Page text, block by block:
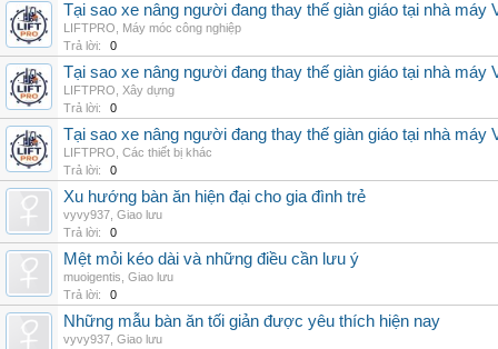
Tại sao xe nâng người đang thay thế giàn giáo tại nhà máy
LIFTPRO
Máy móc công nghiệp
Trả lời:
0
Tại sao xe nâng người đang thay thế giàn giáo tại nhà máy
LIFTPRO
Xây dựng
Trả lời:
0
Tại sao xe nâng người đang thay thế giàn giáo tại nhà máy
LIFTPRO Các thiết bị khác
Trả lời:
0
Xu hướng bàn ăn hiện đại cho gia đình trẻ
vyvy937 Giao lưu
Trả lời:
0
Mệt mỏi kéo dài và những điều cần lưu ý
muoigentis Giao lưu
Trả lời:
0
Những mẫu bàn ăn tối giản được yêu thích hiện nay
vyvy937 Giao lưu